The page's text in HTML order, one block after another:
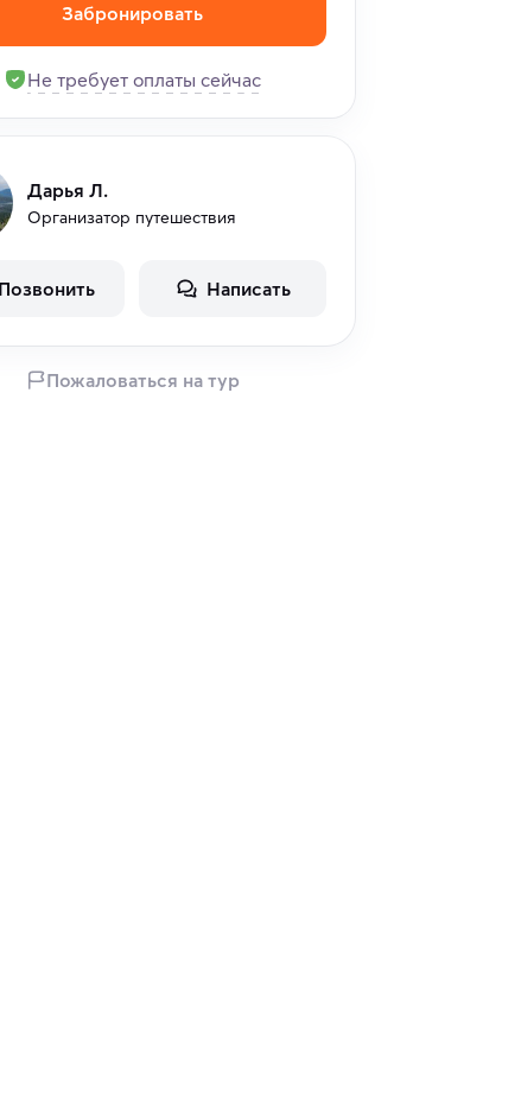
Забронировать
Не требует оплаты сейчас
Дарья Л.
Организатор путешествия
Позвонить Написать
Пожаловаться на тур